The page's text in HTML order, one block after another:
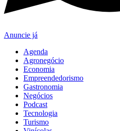
Anuncie já
Agenda
Agronegócio
Economia
Empreendedorismo
Gastronomia
Negócios
Podcast
Tecnologia
Turismo